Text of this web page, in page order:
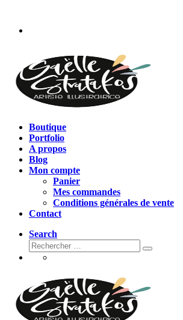
contenu
Boutique
Portfolio
A propos
Blog
Mon compte
Panier
Mes commandes
Conditions générales de vente
Contact
Search
Rechercher
Rechercher